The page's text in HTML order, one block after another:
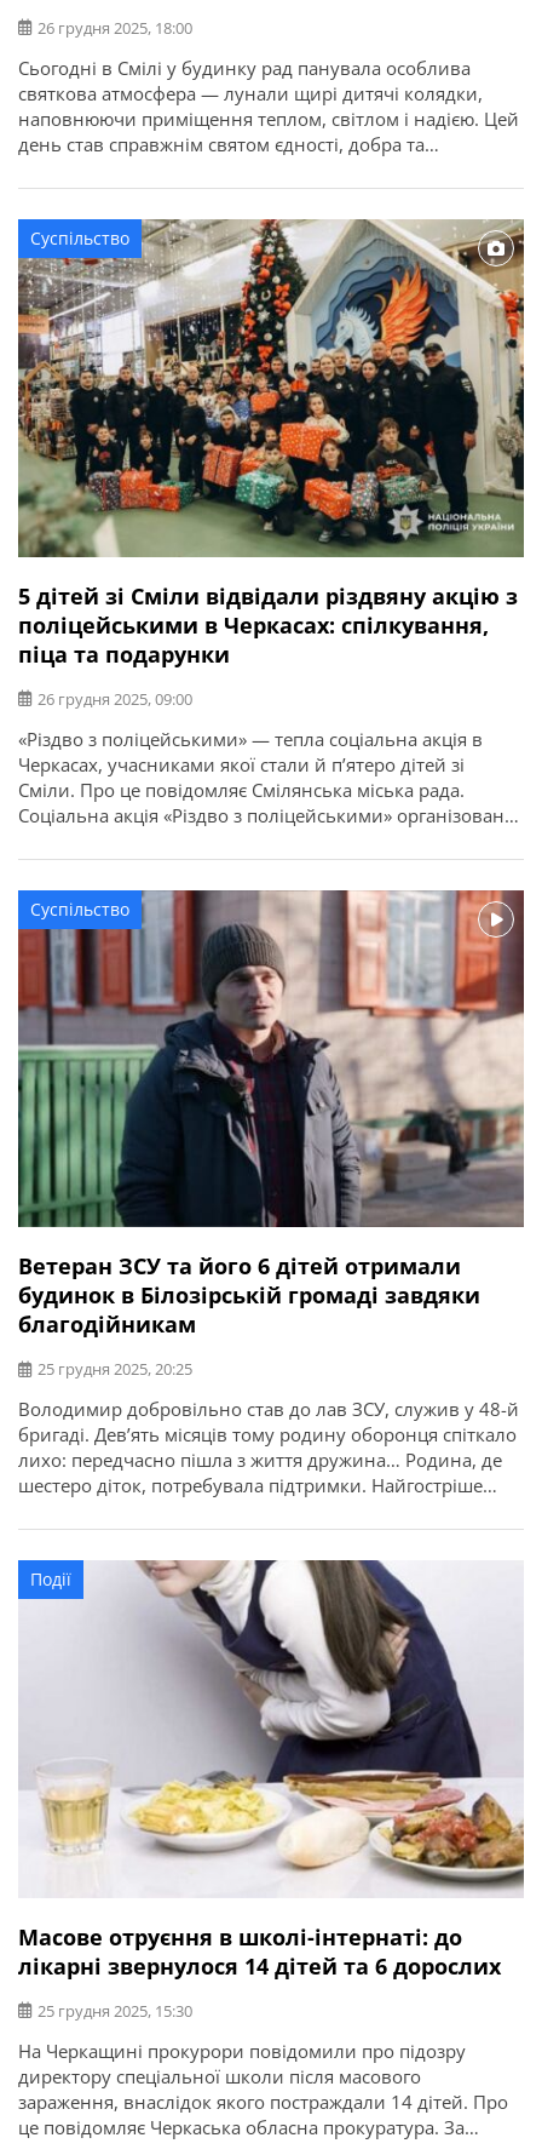
26 грудня 2025, 18:00
Сьогодні в Смілі у будинку рад панувала особлива
святкова атмосфера — лунали щирі дитячі колядки,
наповнюючи приміщення теплом, світлом і надією. Цей
день став справжнім святом єдності, добра та
міська рада. Зі святковими вітаннями завітали
вихованці дитячої школи мистецтв, Державного
навчального закладу «Смілянський центр підготовки і
перепідготовки робітничих кадрів», […]
Суспільство
5 дітей зі Сміли відвідали різдвяну акцію з
поліцейськими в Черкасах: спілкування,
піца та подарунки
26 грудня 2025, 09:00
«Різдво з поліцейськими» — тепла соціальна акція в
Черкасах, учасниками якої стали й п’ятеро дітей зі
Сміли. Про це повідомляє Смілянська міська рада.
Соціальна акція «Різдво з поліцейськими» організована
превенції, Департаменту головної інспекції та
дотримання прав людини НПУ та капеланів.
Поліцейські та капелани створили для малечі дружню й
невимушену атмосферу. Кожну […]
Суспільство
Ветеран ЗСУ та його 6 дітей отримали
будинок в Білозірській громаді завдяки
благодійникам
25 грудня 2025, 20:25
Володимир добровільно став до лав ЗСУ, служив у 48-й
бригаді. Дев’ять місяців тому родину оборонця спіткало
лихо: передчасно пішла з життя дружина… Родина, де
шестеро діток, потребувала підтримки. Найгостріше
Черкаської ОВА Ігор Табурець. “Разом із благодійними
фондами Фонд “МХП-Громаді” і “Відновлення-
Черкащина” ми подбали про новий дім для […]
Події
Масове отруєння в школі-інтернаті: до
лікарні звернулося 14 дітей та 6 дорослих
25 грудня 2025, 15:30
На Черкащині прокурори повідомили про підозру
директору спеціальної школи після масового
зараження, внаслідок якого постраждали 14 дітей. Про
це повідомляє Черкаська обласна прокуратура. За